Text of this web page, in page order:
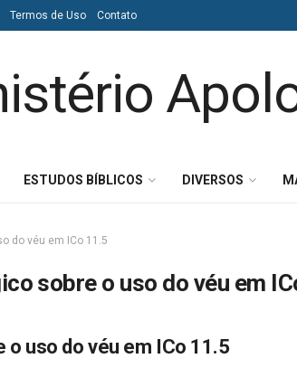
Termos de Uso Contato
ESTUDOS BÍBLICOS DIVERSOS
do véu em ICo 11.5
sobre o uso do véu em
uso do véu em ICo 11.5